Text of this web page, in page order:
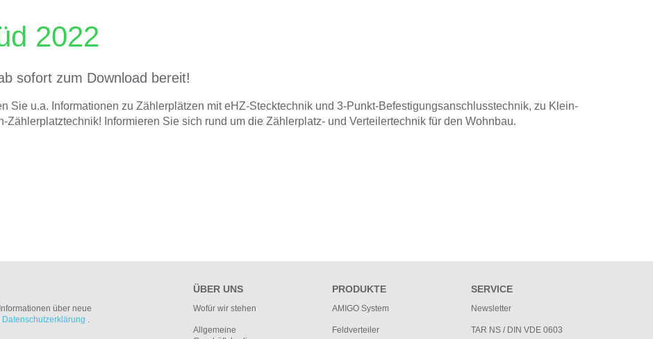
2022
sofort zum Download bereit!
Sie u.a. Informationen zu Zählerplätzen mit eHZ-Stecktechnik und 3-Punkt-Befestigungsanschlusstechnik, zu Klein-
Zählerplatztechnik! Informieren Sie sich rund um die Zählerplatz- und Verteilertechnik für den Wohnbau.
über neue
Datenschutzerklärung .
ÜBER UNS
Wofür wir stehen
Allgemeine
PRODUKTE
AMIGO System
Feldverteiler
SERVICE
Newsletter
TAR NS / DIN VDE 0603